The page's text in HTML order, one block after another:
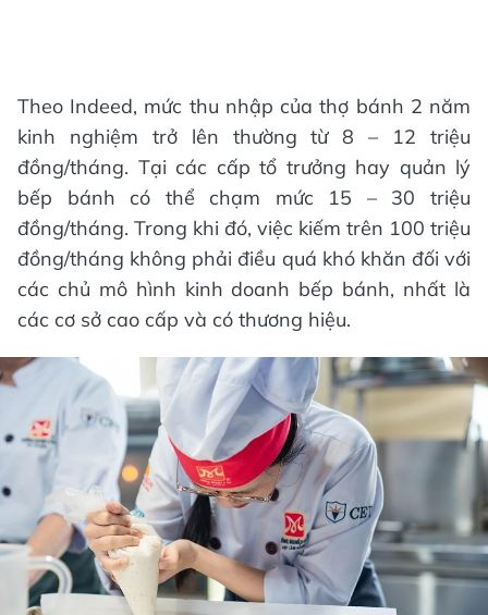
Theo Indeed, mức thu nhập của thợ bánh 2 năm
kinh nghiệm trở lên thường từ 8 – 12 triệu
đồng/tháng. Tại các cấp tổ trưởng hay quản lý
bếp bánh có thể chạm mức 15 – 30 triệu
đồng/tháng. Trong khi đó, việc kiếm trên 100 triệu
đồng/tháng không phải điều quá khó khăn đối với
các chủ mô hình kinh doanh bếp bánh, nhất là
các cơ sở cao cấp và có thương hiệu.